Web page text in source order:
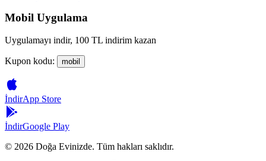
Mobil Uygulama
Uygulamayı indir, 100 TL indirim kazan
Kupon kodu: mobil
İndirApp Store
İndirGoogle Play
© 2026 Doğa Evinizde. Tüm hakları saklıdır.